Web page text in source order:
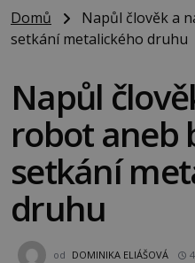
Domů
Napůl člověk a
setkání metalického druhu
Napůl
robot aneb
setkání
druhu
od DOMINIKA ELIÁŠOVÁ